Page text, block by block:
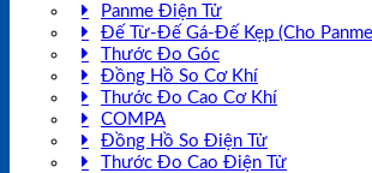
Panme Điện Tử
Đế Từ-Đế Gá-Đế Kẹp (Cho
Thước Đo Góc
Đồng Hồ So Cơ Khí
Thước Đo Cao Cơ Khí
COMPA
Đồng Hồ So Điện Tử
Thước Đo Cao Điện Tử